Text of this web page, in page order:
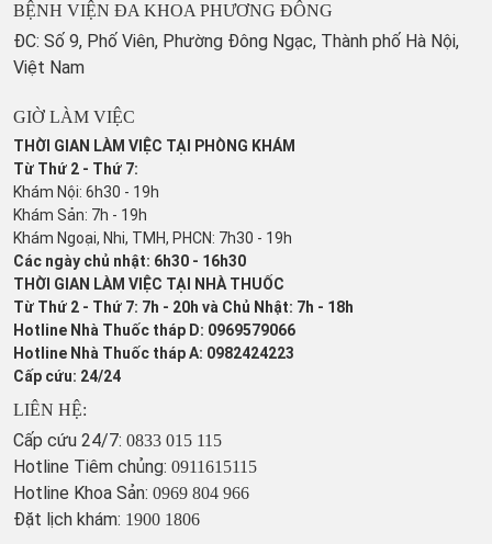
BỆNH VIỆN ĐA KHOA PHƯƠNG ĐÔNG
ĐC: Số 9, Phố Viên, Phường Đông Ngạc, Thành phố Hà Nội,
Việt Nam
GIỜ LÀM VIỆC
THỜI GIAN LÀM VIỆC TẠI PHÒNG KHÁM
Từ Thứ 2 - Thứ 7:
Khám Nội: 6h30 - 19h
Khám Sản: 7h - 19h
Khám Ngoại, Nhi, TMH, PHCN: 7h30 - 19h
Các ngày chủ nhật: 6h30 - 16h30
THỜI GIAN LÀM VIỆC TẠI NHÀ THUỐC
Từ Thứ 2 - Thứ 7: 7h - 20h và Chủ Nhật: 7h - 18h
Hotline Nhà Thuốc tháp D: 0969579066
Hotline Nhà Thuốc tháp A: 0982424223
Cấp cứu: 24/24
LIÊN HỆ:
Cấp cứu 24/7: 0833 015 115
Hotline Tiêm chủng: 0911615115
Hotline Khoa Sản: 0969 804 966
Đặt lịch khám: 1900 1806